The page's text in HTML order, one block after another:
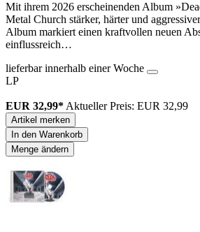
Mit ihrem 2026 erscheinenden Album
Metal Church stärker, härter und
Album markiert einen kraftvollen neuen
einflussreich…
lieferbar innerhalb einer Woche
LP
EUR 32,99*Aktueller Preis: EUR 32,99
Artikel merken
In den Warenkorb
Menge ändern